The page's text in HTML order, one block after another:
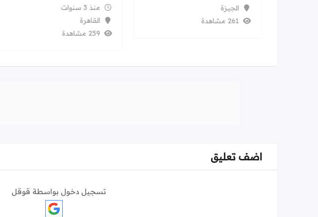
الجيزة
261 مشاهدة
منذ 3 سنوات
القاهرة
259 مشاهدة
اضف تعليق
تسجيل دخول بواسطة قوقل